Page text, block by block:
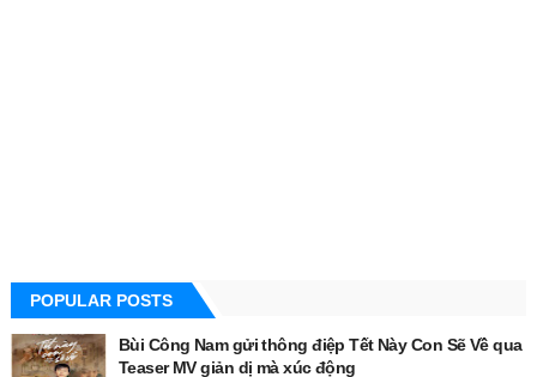
POPULAR POSTS
Bùi Công Nam gửi thông điệp Tết Này Con Sẽ Về qua
Teaser MV giản dị mà xúc động